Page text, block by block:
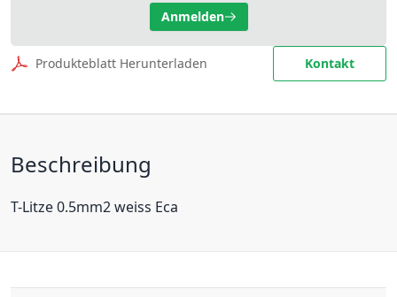
Anmelden
Produkteblatt Herunterladen Kontakt
Beschreibung
T-Litze 0.5mm2 weiss Eca